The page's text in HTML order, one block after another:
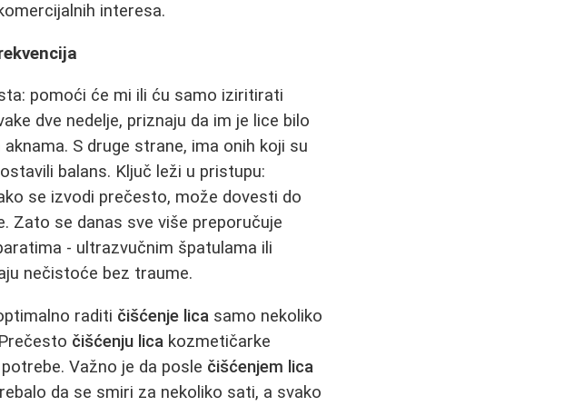
interesa.
pomoći će mi ili ću samo iziritirati
dve nedelje, priznaju da im je lice bilo
S druge strane, ima onih koji su
balans. Ključ leži u pristupu:
se izvodi prečesto, može dovesti do
Zato se danas sve više preporučuje
- ultrazvučnim špatulama ili
nečistoće bez traume.
raditi čišćenje lica samo nekoliko
čišćenju lica kozmetičarke
Važno je da posle čišćenjem lica
da se smiri za nekoliko sati, a svako